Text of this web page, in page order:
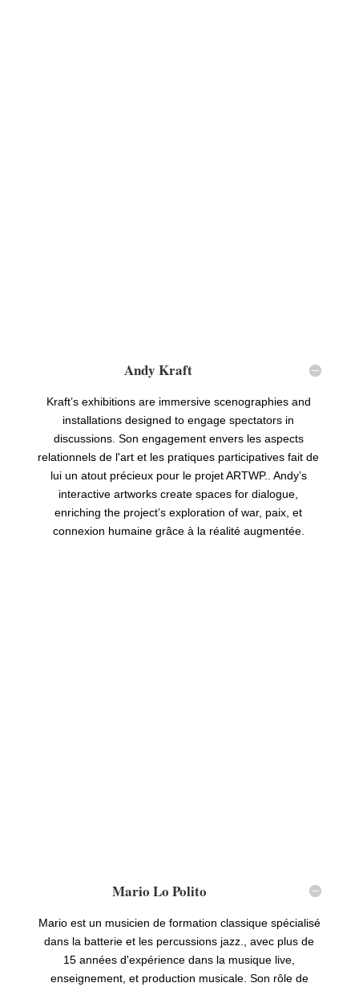
Andy Kraft
Kraft’s exhibitions are immersive scenographies and
installations designed to engage spectators in
discussions. Son engagement envers les aspects
relationnels de l'art et les pratiques participatives fait de
lui un atout précieux pour le projet ARTWP.. Andy’s
interactive artworks create spaces for dialogue
enriching the project’s exploration of war, paix, et
connexion humaine grâce à la réalité augmentée.
Mario Lo Polito
Mario est un musicien de formation classique spécialisé
dans la batterie et les percussions jazz., avec plus de
15 années d'expérience dans la musique live,
enseignement, et production musicale. Son rôle de